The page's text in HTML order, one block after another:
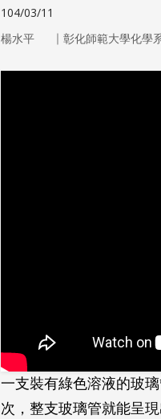
104/03/11
楊水平 ｜ 彰化師範大學化學
一支裝有綠色溶液的玻
次，整支玻­璃管就能呈